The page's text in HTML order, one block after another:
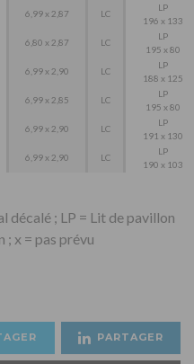
6,99 x 2,87 LC
LP
196 x 133
6,80 x 2,87 LC
LP
195 x 80
6,99 x 2,90 LC
LP
188 x 125
6,99 x 2,85 LC
LP
195 x 80
6,99 x 2,90 LC
LP
191 x 130
6,99 x 2,90 LC
LP
190 x 103
décalé ; LP = Lit de pavillon
; x = pas prévu
PARTAGER